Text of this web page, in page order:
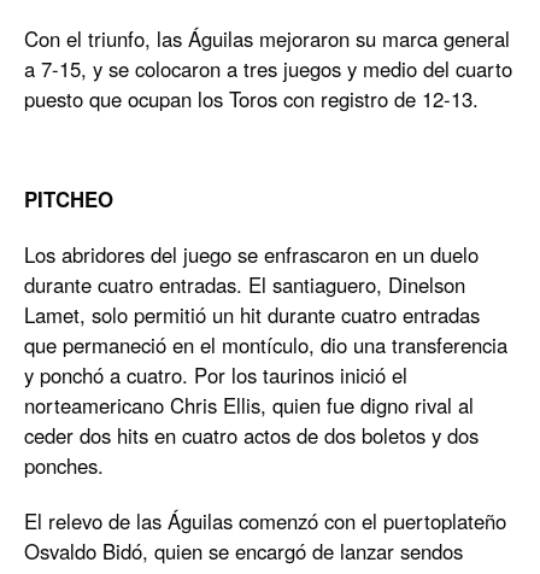
Con el triunfo, las Águilas mejoraron su marca general
a 7-15, y se colocaron a tres juegos y medio del cuarto
puesto que ocupan los Toros con registro de 12-13.
PITCHEO
Los abridores del juego se enfrascaron en un duelo
durante cuatro entradas. El santiaguero, Dinelson
Lamet, solo permitió un hit durante cuatro entradas
que permaneció en el montículo, dio una transferencia
y ponchó a cuatro. Por los taurinos inició el
norteamericano Chris Ellis, quien fue digno rival al
ceder dos hits en cuatro actos de dos boletos y dos
ponches.
El relevo de las Águilas comenzó con el puertoplateño
Osvaldo Bidó, quien se encargó de lanzar sendos